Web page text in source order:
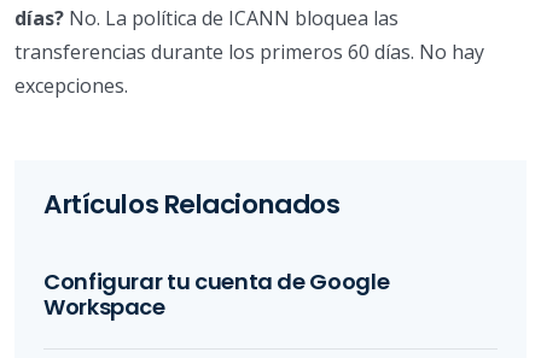
días? No. La política de ICANN bloquea las
transferencias durante los primeros 60 días. No hay
excepciones.
Artículos Relacionados
Configurar tu cuenta de Google
Workspace